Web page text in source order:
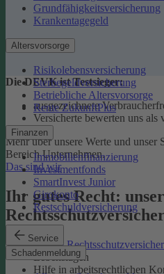
Grundfähigkeitsversicherung
Krankentagegeld
Altersvorsorge
Risikolebensversicherung
Sterbegeldversicherung
Betriebliche Altersvorsorge
Rente ZukunftPlus
Finanzen
Immobilienfinanzierung
Investmentfonds
SmartInvest Junior
Girokonto
Restschuldversicherung
Service
Schadenmeldung
Die DEVK ist Testsieger:
ausgezeichnete
Versicherte bewerten uns als
Mehr über unsere Werte und unser
Bereich Unternehmen.
Das sind wir
Ihr gutes Recht:
Private
Lebenslagen
Hilfe in arbeitsrechtlichen